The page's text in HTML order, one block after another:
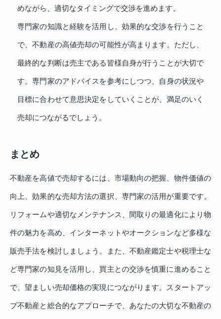
めながら、適切なタイミングで交渉を進めます。
専門家の知識と経験を活用し、効果的な交渉を行うこと
で、不動産の高値売却の可能性が高まります。ただし、
最終的な判断は売主である皆様自身が行うことが大切で
す。専門家のアドバイスを参考にしつつ、自身の状況や
目標に合わせて意思決定をしていくことが、満足のいく
売却につながるでしょう。
まとめ
不動産を高値で売却するには、市場動向の把握、物件価値の
向上、効果的な売却方法の選択、専門家の活用が重要です。
リフォームや適切なメンテナンス、間取りの最適化により物
件の魅力を高め、インターネットやオークションなど多様な
販売手法を検討しましょう。また、不動産鑑定士や税理士な
ど専門家の知見を活用し、買主との交渉を慎重に進めること
で、望ましい売却価格の実現につながります。スタートアッ
プ不動産と総合的なアプローチで、あなたの大切な不動産の